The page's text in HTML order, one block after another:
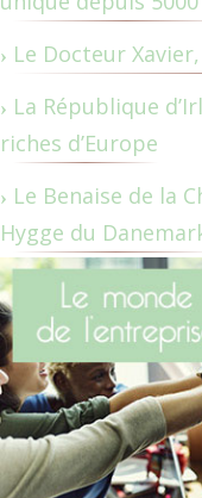
Le Docteur
La République
riches d’Europe
Le Benaise de la
Hygge du